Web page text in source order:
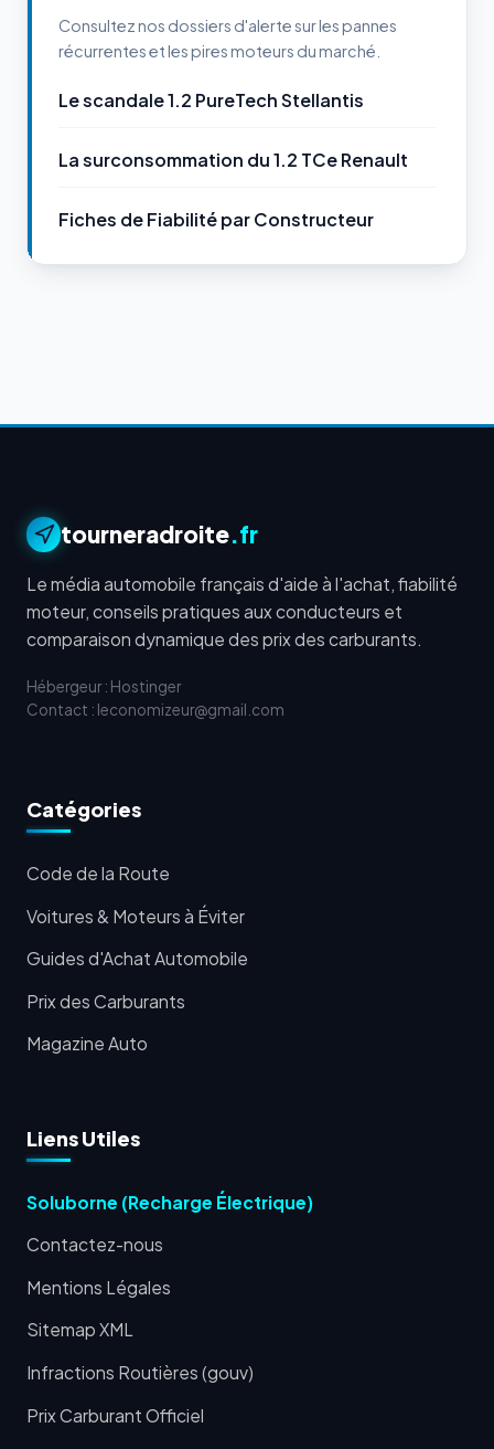
Consultez nos dossiers d'alerte sur les pannes
récurrentes et les pires moteurs du marché.
Le scandale 1.2 PureTech Stellantis
La surconsommation du 1.2 TCe Renault
Fiches de Fiabilité par Constructeur
tourneradroite.fr
Le média automobile français d'aide à l'achat, fiabilité
moteur, conseils pratiques aux conducteurs et
comparaison dynamique des prix des carburants.
Hébergeur : Hostinger
Contact : leconomizeur@gmail.com
Catégories
Code de la Route
Voitures & Moteurs à Éviter
Guides d'Achat Automobile
Prix des Carburants
Magazine Auto
Liens Utiles
Soluborne (Recharge Électrique)
Contactez-nous
Mentions Légales
Sitemap XML
Infractions Routières (gouv)
Prix Carburant Officiel